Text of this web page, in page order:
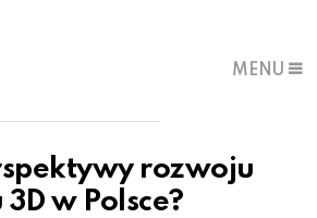
MENU
rozwoju
w Polsce?